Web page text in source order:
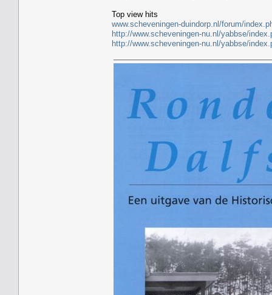
Top view hits
www.scheveningen-duindorp.nl/forum/
http://www.scheveningen-nu.nl/yabbse/
http://www.scheveningen-nu.nl/yabbse/